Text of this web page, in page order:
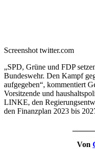
Screenshot twitter.com
„SPD, Grüne und FDP
Bundeswehr. Den Kampf
aufgegeben“, kommentiert
Vorsitzende und
LINKE, den
den Finanzplan 2023 bis
Von